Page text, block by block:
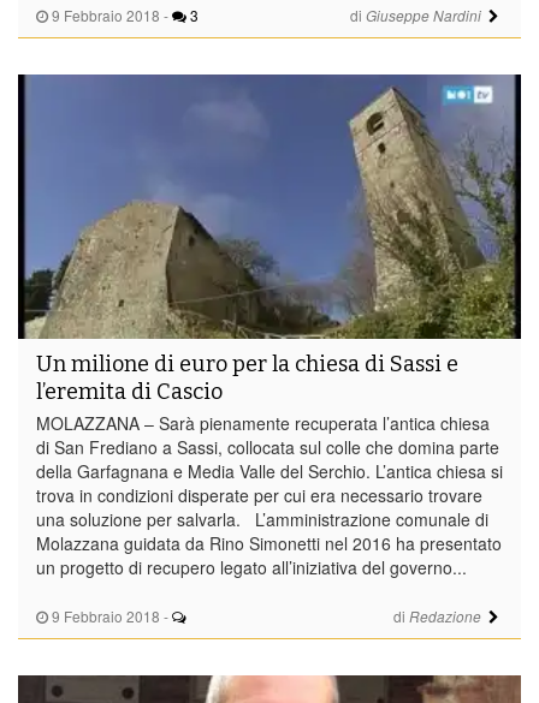
9 Febbraio 2018 - 3 di Giuseppe Nardini
9 Febbraio 2018 - di Redazione
Un milione di euro per la chiesa di Sassi e
l’eremita di Cascio
MOLAZZANA – Sarà pienamente recuperata l’antica chiesa
di San Frediano a Sassi, collocata sul colle che domina parte
della Garfagnana e Media Valle del Serchio. L’antica chiesa si
trova in condizioni disperate per cui era necessario trovare
una soluzione per salvarla. L’amministrazione comunale di
Molazzana guidata da Rino Simonetti nel 2016 ha presentato
un progetto di recupero legato all’iniziativa del governo...